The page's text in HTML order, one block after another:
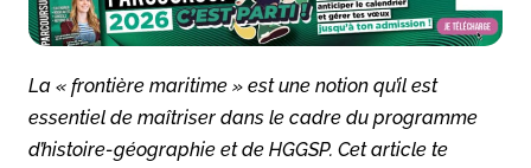
La « frontière maritime » est une notion qu’il est
essentiel de maîtriser dans le cadre du programme
d’histoire-géographie et de HGGSP. Cet article te